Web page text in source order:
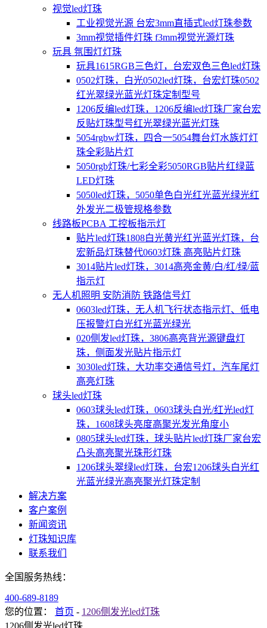
视觉led灯珠
工业视觉光源 台宏3mm直插式led灯珠参数
3mm视觉插件灯珠 f3mm视觉光源灯珠
玩具 氛围灯灯珠
玩具1615RGB三色灯，台宏双色三色led灯珠
0502灯珠，白光0502led灯珠，台宏灯珠0502
红光翠绿光蓝光灯珠定制型号
1206反编led灯珠，1206反编led灯珠厂家台宏
反贴灯珠型号红光翠绿光蓝光灯珠
5054rgbw灯珠，四合一5054舞台灯水族灯灯
珠全彩贴片灯
5050rgb灯珠/七彩全彩5050RGB贴片红绿蓝
LED灯珠
5050led灯珠，5050单色白光红光蓝光绿光红
外发光二极管规格参数
线路板PCBA 工控板指示灯
贴片led灯珠1808白光黄光红光蓝光灯珠，台
宏新品灯珠替代0603灯珠 高亮贴片灯珠
3014贴片led灯珠，3014高亮金黄/白/红/绿/蓝
指示灯
无人机照明 安防消防 铁路信号灯
0603led灯珠，无人机飞行状态指示灯、低电
压报警灯白光红光蓝光绿光
020侧发led灯珠，3806高亮背光源键盘灯
珠，侧面发光贴片指示灯
3030led灯珠，大功率交通信号灯，汽车尾灯
高亮灯珠
球头led灯珠
0603球头led灯珠，0603球头白光/红光led灯
珠，1608球头亮度高聚光发光角度小
0805球头led灯珠，球头贴片led灯珠厂家台宏
凸头高亮聚光珠形灯珠
1206球头翠绿led灯珠，台宏1206球头白光红
光蓝光绿光高亮聚光灯珠定制
解决方案
客户案例
新闻资讯
灯珠知识库
联系我们
全国服务热线：
400-689-8189
您的位置： 首页 - 1206侧发光led灯珠
1206侧发光led灯珠